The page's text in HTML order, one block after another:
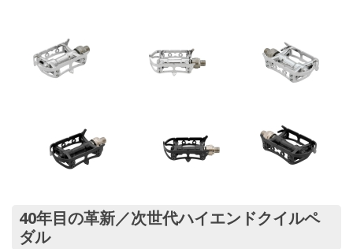
40年目の革新／次世代ハイエンドクイルペ
ダル